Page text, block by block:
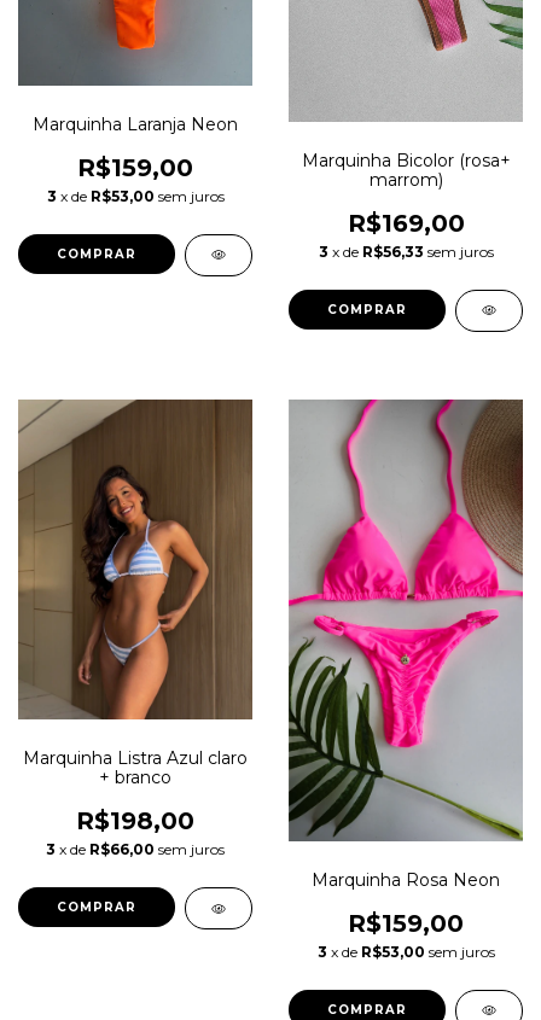
Marquinha Laranja Neon
R$159,00
3 x de R$53,00 sem juros
COMPRAR
Marquinha Bicolor (rosa+
marrom)
R$169,00
3 x de R$56,33 sem juros
COMPRAR
Marquinha Listra Azul claro
+ branco
R$198,00
3 x de R$66,00 sem juros
COMPRAR
Marquinha Rosa Neon
R$159,00
3 x de R$53,00 sem juros
COMPRAR